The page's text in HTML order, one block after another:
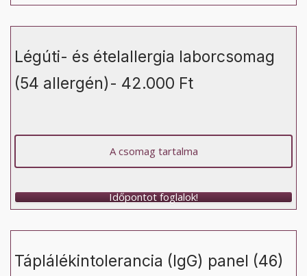
Légúti- és ételallergia laborcsomag
(54 allergén)- 42.000 Ft
A csomag tartalma
Időpontot foglalok!
Táplálékintolerancia (IgG) panel (46)